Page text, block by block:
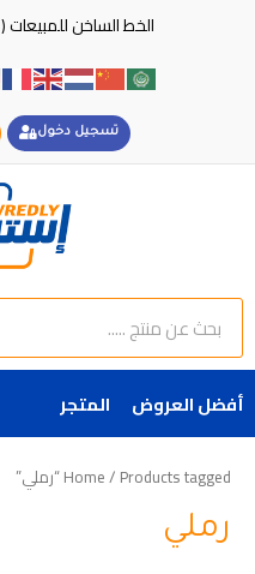
الخط الساخن للمبيعات (
تسجيل دخول
Search
أفضل العروض المتجر
Home/ Products tagged “رملي”
رملي